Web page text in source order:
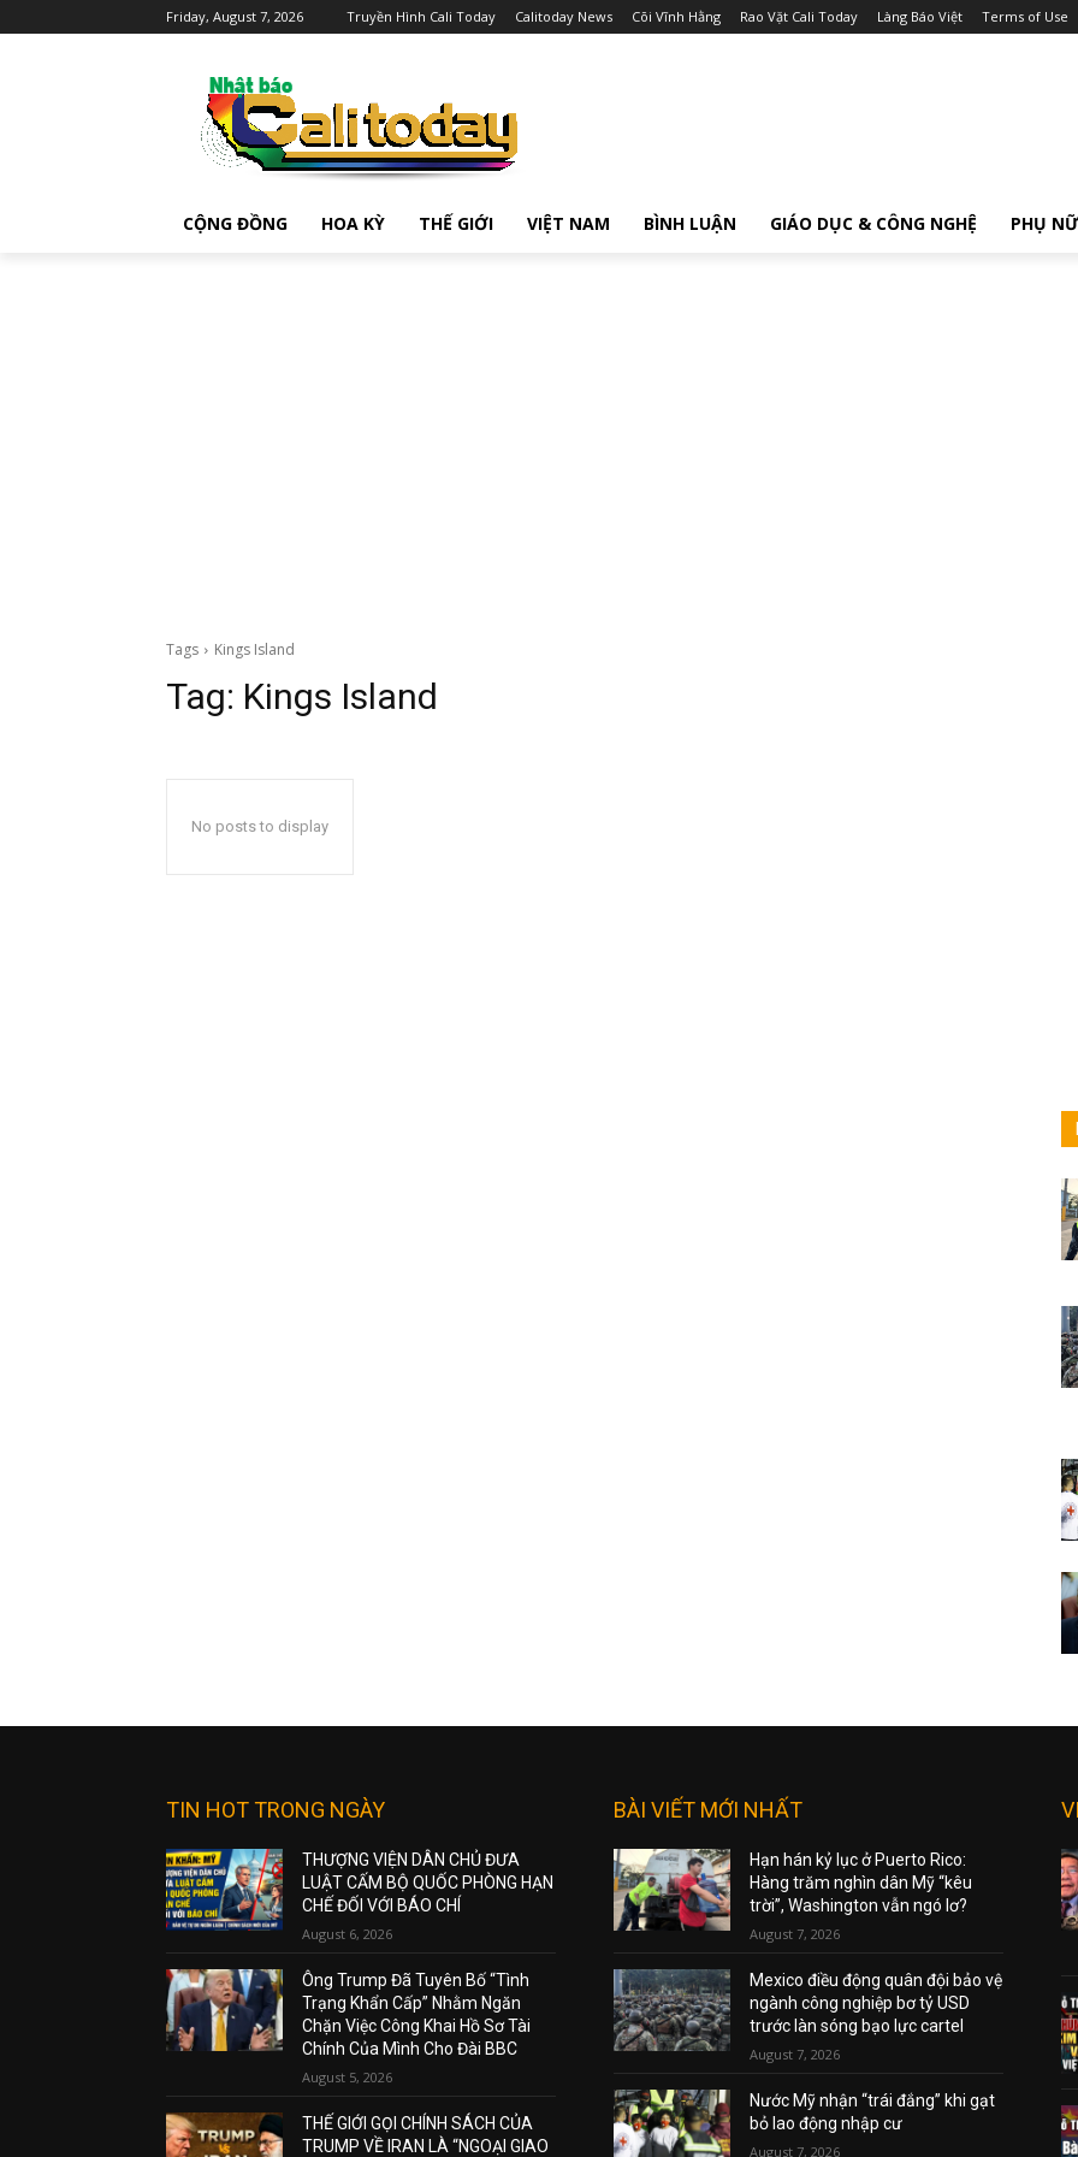
Friday, August 7, 2026 Truyền Hình Cali Today Calitoday News Cõi Vĩnh Hằng Rao Vặt Cali Today Làng Báo Việt Terms of Use
CỘNG ĐỒNG HOA KỲ THẾ GIỚI VIỆT NAM BÌNH LUẬN GIÁO DỤC & CÔNG NGHỆ PHỤ NỮ
Tags Kings Island
Tag: Kings Island
No posts to display
TIN HOT TRONG NGÀY
THƯỢNG VIỆN DÂN CHỦ ĐƯA
LUẬT CẤM BỘ QUỐC PHÒNG HẠN
CHẾ ĐỐI VỚI BÁO CHÍ
August 6, 2026
Ông Trump Đã Tuyên Bố “Tình
Trạng Khẩn Cấp” Nhằm Ngăn
Chặn Việc Công Khai Hồ Sơ Tài
Chính Của Mình Cho Đài BBC
August 5, 2026
THẾ GIỚI GỌI CHÍNH SÁCH CỦA
TRUMP VỀ IRAN LÀ “NGOẠI GIAO
BÀI VIẾT MỚI NHẤT
Hạn hán kỷ lục ở Puerto Rico:
Hàng trăm nghìn dân Mỹ “kêu
trời”, Washington vẫn ngó lơ?
August 7, 2026
Mexico điều động quân đội bảo vệ
ngành công nghiệp bơ tỷ USD
trước làn sóng bạo lực cartel
August 7, 2026
Nước Mỹ nhận “trái đắng” khi gạt
bỏ lao động nhập cư
August 7, 2026